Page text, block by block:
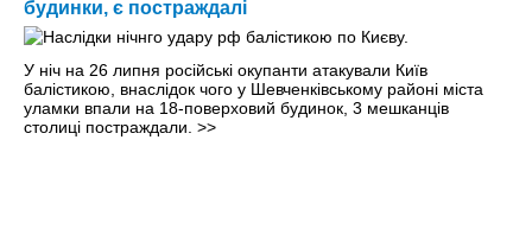
будинки, є постраждалі
У ніч на 26 липня російські окупанти атакували Київ
балістикою, внаслідок чого у Шевченківському районі міста
уламки впали на 18-поверховий будинок, 3 мешканців
столиці постраждали. >>